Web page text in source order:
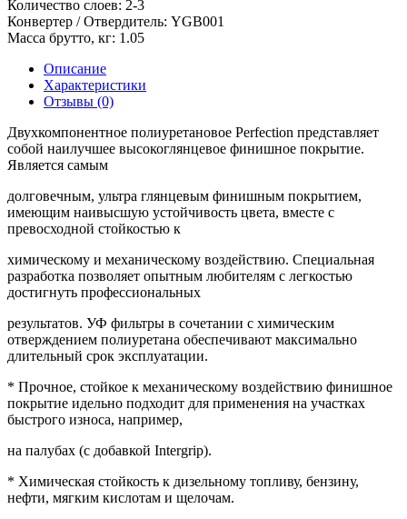
Количество слоев: 2-3
Конвертер / Отвердитель: YGB001
Масса брутто, кг: 1.05
Описание
Характеристики
Отзывы (0)
Двухкомпонентное полиуретановое Perfection представляет
собой наилучшее высокоглянцевое финишное покрытие.
Является самым
долговечным, ультра глянцевым финишным покрытием,
имеющим наивысшую устойчивость цвета, вместе с
превосходной стойкостью к
химическому и механическому воздействию. Специальная
разработка позволяет опытным любителям с легкостью
достигнуть профессиональных
результатов. УФ фильтры в сочетании с химическим
отверждением полиуретана обеспечивают максимально
длительный срок эксплуатации.
* Прочное, стойкое к механическому воздействию финишное
покрытие идельно подходит для применения на участках
быстрого износа, например,
на палубах (с добавкой Intergrip).
* Химическая стойкость к дизельному топливу, бензину,
нефти, мягким кислотам и щелочам.